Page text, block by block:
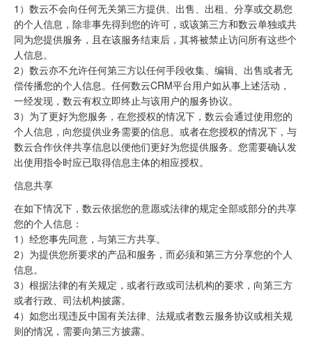
1）数云不会向任何无关第三方提供、出售、出租、分享或交易您
的个人信息，除非事先得到您的许可，或该第三方和数云单独或共
同为您提供服务，且在该服务结束后，其将被禁止访问所有这些个
人信息。
2）数云亦不允许任何第三方以任何手段收集、编辑、出售或者无
偿传播您的个人信息。任何数云CRM平台用户如从事上述活动，
一经发现，数云有权立即终止与该用户的服务协议。
3）为了更好为您服务，在您授权的情况下，数云会通过使用您的
个人信息，向您提供业务需要的信息。或者在您授权的情况下，与
数云合作伙伴共享信息以便他们更好为您提供服务。您需要确认发
出使用指令时应已取得信息主体的相应授权。
信息共享
在如下情况下，数云依据您的意愿或法律的规定全部或部分的共享
您的个人信息：
1）经您事先同意，与第三方共享。
2）为提供您所要求的产品和服务，而必须和第三方分享您的个人
信息。
3）根据法律的有关规定，或者行政或司法机构的要求，向第三方
或者行政、司法机构披露。
4）如您出现违反中国有关法律、法规或者数云服务协议或相关规
则的情况，需要向第三方披露。